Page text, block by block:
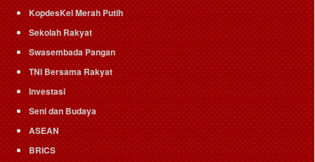
KopdesKel Merah Putih
Sekolah Rakyat
Swasembada Pangan
TNI Bersama Rakyat
Investasi
Seni dan Budaya
ASEAN
BRICS